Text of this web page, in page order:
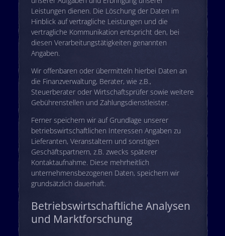
Leistungen dienen. Die Löschung der Daten im
Hinblick auf vertragliche Leistungen und die
vertragliche Kommunikation entspricht den, bei
diesen Verarbeitungstätigkeiten genannten
Angaben.
Wir offenbaren oder übermitteln hierbei Daten an
die Finanzverwaltung, Berater, wie z.B.,
Steuerberater oder Wirtschaftsprüfer sowie weitere
Gebührenstellen und Zahlungsdienstleister.
Ferner speichern wir auf Grundlage unserer
betriebswirtschaftlichen Interessen Angaben zu
Lieferanten, Veranstaltern und sonstigen
Geschäftspartnern, z.B. zwecks späterer
Kontaktaufnahme. Diese mehrheitlich
unternehmensbezogenen Daten, speichern wir
grundsätzlich dauerhaft.
Betriebswirtschaftliche Analysen
und Marktforschung